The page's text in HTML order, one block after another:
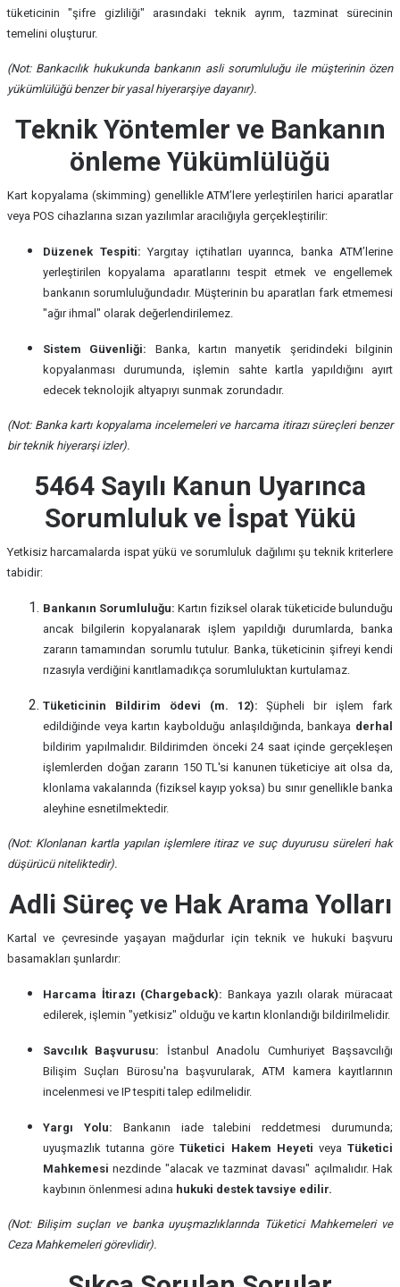
tüketicinin "şifre gizliliği" arasındaki teknik ayrım, tazminat sürecinin
temelini oluşturur.
(Not: Bankacılık hukukunda bankanın asli sorumluluğu ile müşterinin özen
yükümlülüğü benzer bir yasal hiyerarşiye dayanır).
Teknik Yöntemler ve Bankanın
önleme Yükümlülüğü
Kart kopyalama (skimming) genellikle ATM’lere yerleştirilen harici aparatlar
veya POS cihazlarına sızan yazılımlar aracılığıyla gerçekleştirilir:
Düzenek Tespiti: Yargıtay içtihatları uyarınca, banka ATM’lerine
yerleştirilen kopyalama aparatlarını tespit etmek ve engellemek
bankanın sorumluluğundadır. Müşterinin bu aparatları fark etmemesi
"ağır ihmal" olarak değerlendirilemez.
Sistem Güvenliği: Banka, kartın manyetik şeridindeki bilginin
kopyalanması durumunda, işlemin sahte kartla yapıldığını ayırt
edecek teknolojik altyapıyı sunmak zorundadır.
(Not: Banka kartı kopyalama incelemeleri ve harcama itirazı süreçleri benzer
bir teknik hiyerarşi izler).
5464 Sayılı Kanun Uyarınca
Sorumluluk ve İspat Yükü
Yetkisiz harcamalarda ispat yükü ve sorumluluk dağılımı şu teknik kriterlere
tabidir:
Bankanın Sorumluluğu: Kartın fiziksel olarak tüketicide bulunduğu
ancak bilgilerin kopyalanarak işlem yapıldığı durumlarda, banka
zararın tamamından sorumlu tutulur. Banka, tüketicinin şifreyi kendi
rızasıyla verdiğini kanıtlamadıkça sorumluluktan kurtulamaz.
Tüketicinin Bildirim ödevi (m. 12): Şüpheli bir işlem fark
edildiğinde veya kartın kaybolduğu anlaşıldığında, bankaya derhal
bildirim yapılmalıdır. Bildirimden önceki 24 saat içinde gerçekleşen
işlemlerden doğan zararın 150 TL'si kanunen tüketiciye ait olsa da,
klonlama vakalarında (fiziksel kayıp yoksa) bu sınır genellikle banka
aleyhine esnetilmektedir.
(Not: Klonlanan kartla yapılan işlemlere itiraz ve suç duyurusu süreleri hak
düşürücü niteliktedir).
Adli Süreç ve Hak Arama Yolları
Kartal ve çevresinde yaşayan mağdurlar için teknik ve hukuki başvuru
basamakları şunlardır:
Harcama İtirazı (Chargeback): Bankaya yazılı olarak müracaat
edilerek, işlemin "yetkisiz" olduğu ve kartın klonlandığı bildirilmelidir.
Savcılık Başvurusu: İstanbul Anadolu Cumhuriyet Başsavcılığı
Bilişim Suçları Bürosu'na başvurularak, ATM kamera kayıtlarının
incelenmesi ve IP tespiti talep edilmelidir.
Yargı Yolu: Bankanın iade talebini reddetmesi durumunda;
uyuşmazlık tutarına göreTüketici Hakem Heyeti veyaTüketici
Mahkemesi nezdinde "alacak ve tazminat davası" açılmalıdır. Hak
kaybının önlenmesi adına hukuki destek tavsiye edilir.
(Not: Bilişim suçları ve banka uyuşmazlıklarında Tüketici Mahkemeleri ve
Ceza Mahkemeleri görevlidir).